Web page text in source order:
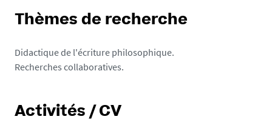
Thèmes de recherche
Didactique de l'écriture philosophique.
Recherches collaboratives.
Activités / CV